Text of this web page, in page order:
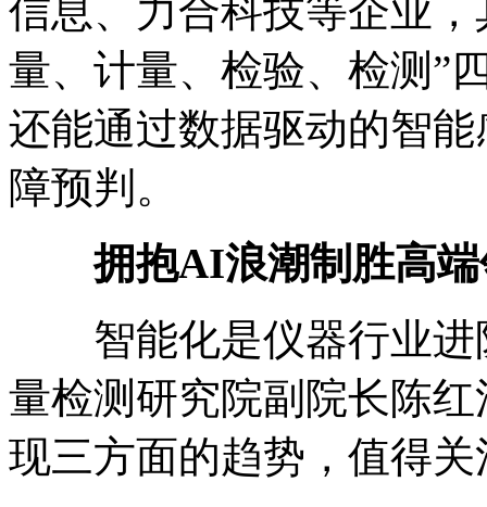
信息、力合科技等企业
量、计量、检验、检测”
还能通过数据驱动的智
障预判。
拥抱AI浪潮制胜高端
智能化是仪器行业进
量检测研究院副院长陈
现三方面的趋势，值得关